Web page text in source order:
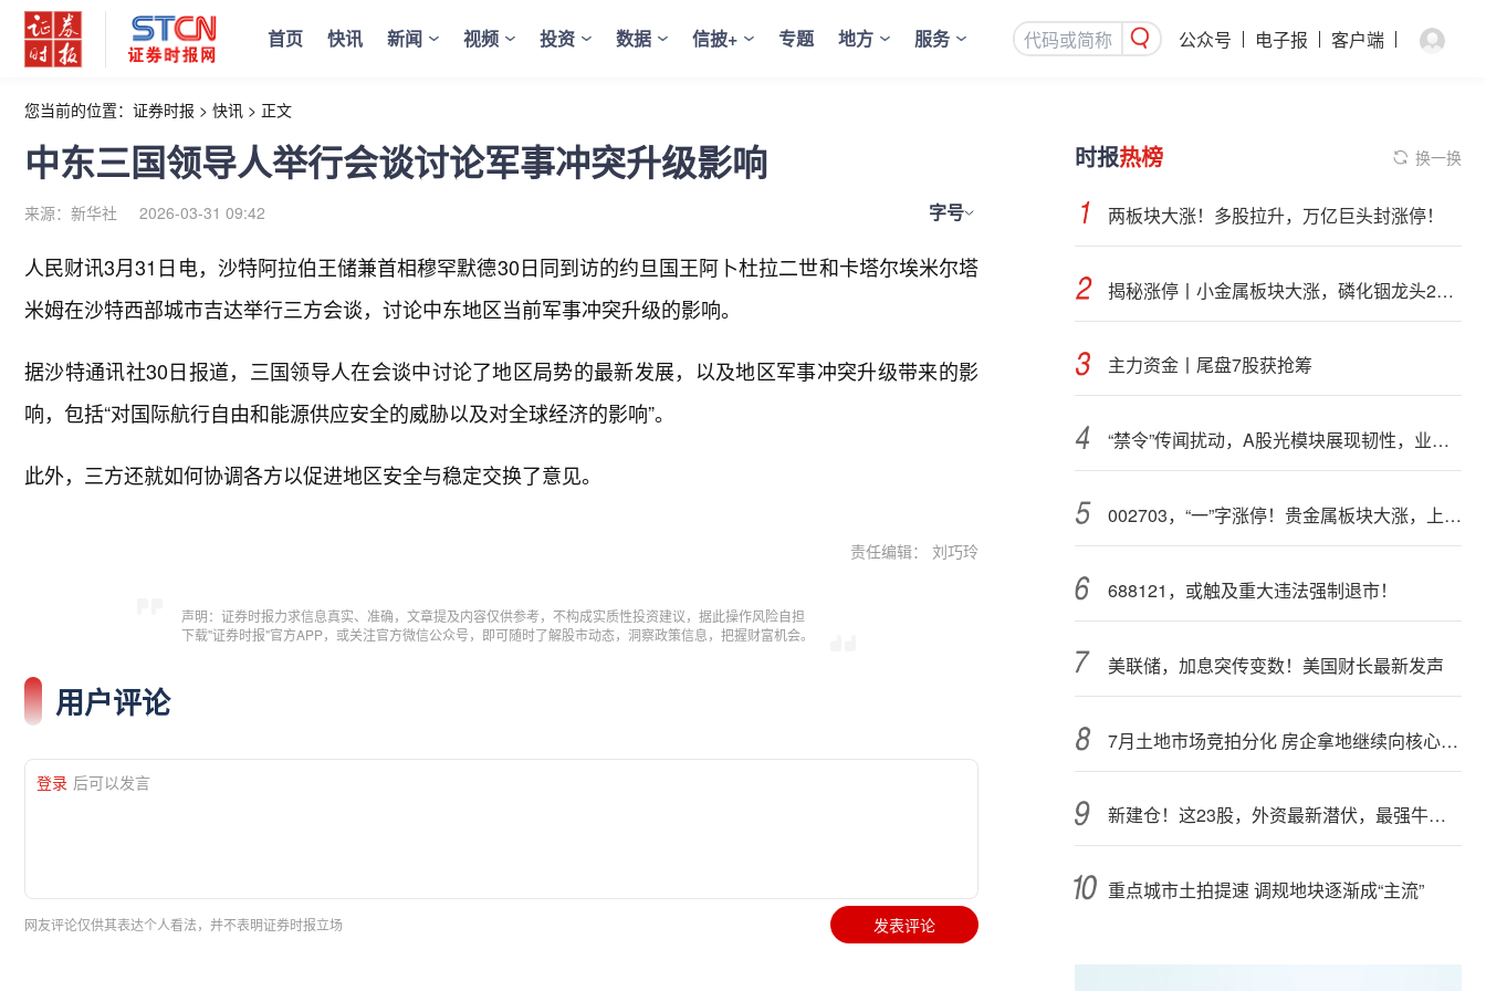
首页 快讯 新闻 视频 投资 数据 信披+ 专题 地方 服务 公众号 电子报 客户端
您当前的位置： 证券时报 > 快讯 > 正文
中东三国领导人举行会谈讨论军事冲突升级影响
来源：新华社 2026-03-31 09:42 字号
人民财讯3月31日电， 沙特阿拉伯王储兼首相穆罕默德30日同到访的约旦国王阿卜杜拉二世和卡塔尔埃米尔塔
米姆在沙特西部城市吉达举行三方会谈，讨论中东地区当前军事冲突升级的影响。
据沙特通讯社30日报道，三国领导人在会谈中讨论了地区局势的最新发展，以及地区军事冲突升级带来的影
响，包括“对国际航行自由和能源供应安全的威胁以及对全球经济的影响”。
此外，三方还就如何协调各方以促进地区安全与稳定交换了意见。
责任编辑： 刘巧玲
声明：证券时报力求信息真实、准确，文章提及内容仅供参考，不构成实质性投资建议，据此操作风险自担
下载"证券时报"官方APP，或关注官方微信公众号，即可随时了解股市动态，洞察政策信息，把握财富机会。
用户评论
登录 后可以发言
网友评论仅供其表达个人看法，并不表明证券时报立场 发表评论
时报热榜 换一换
两板块大涨！多股拉升，万亿巨头封涨停！
揭秘涨停丨小金属板块大涨，磷化铟龙头2连板
主力资金丨尾盘7股获抢筹
“禁令”传闻扰动，A股光模块展现韧性，业内人士：预计落地难度大
002703，“一”字涨停！贵金属板块大涨，上市公司盈利集体高增（附股）
688121，或触及重大违法强制退市！
美联储，加息突传变数！美国财长最新发声
7月土地市场竞拍分化 房企拿地继续向核心城市聚集
新建仓！这23股，外资最新潜伏，最强牛股在列
重点城市土拍提速 调规地块逐渐成“主流”